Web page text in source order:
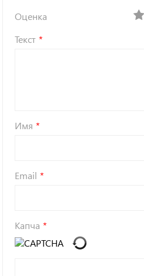
Оценка
Текст
Имя
Email
Капча